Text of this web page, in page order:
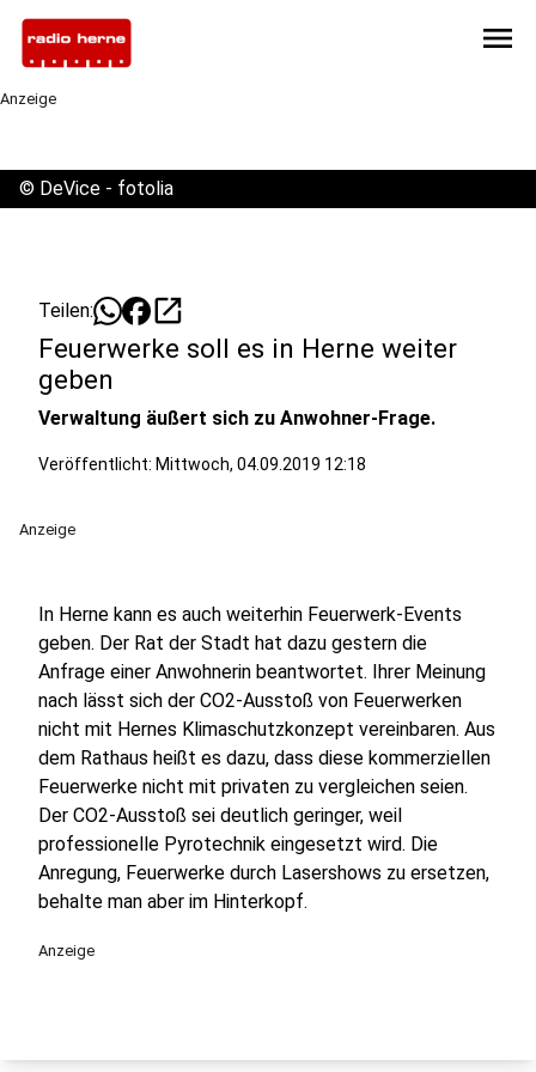
menu
Anzeige
© DeVice - fotolia
Teilen: open_in_new
Feuerwerke soll es in Herne weiter
geben
Verwaltung äußert sich zu Anwohner-Frage.
Veröffentlicht: Mittwoch, 04.09.2019 12:18
Anzeige
In Herne kann es auch weiterhin Feuerwerk-Events
geben. Der Rat der Stadt hat dazu gestern die
Anfrage einer Anwohnerin beantwortet. Ihrer Meinung
nach lässt sich der CO2-Ausstoß von Feuerwerken
nicht mit Hernes Klimaschutzkonzept vereinbaren. Aus
dem Rathaus heißt es dazu, dass diese kommerziellen
Feuerwerke nicht mit privaten zu vergleichen seien.
Der CO2-Ausstoß sei deutlich geringer, weil
professionelle Pyrotechnik eingesetzt wird. Die
Anregung, Feuerwerke durch Lasershows zu ersetzen,
behalte man aber im Hinterkopf.
Anzeige